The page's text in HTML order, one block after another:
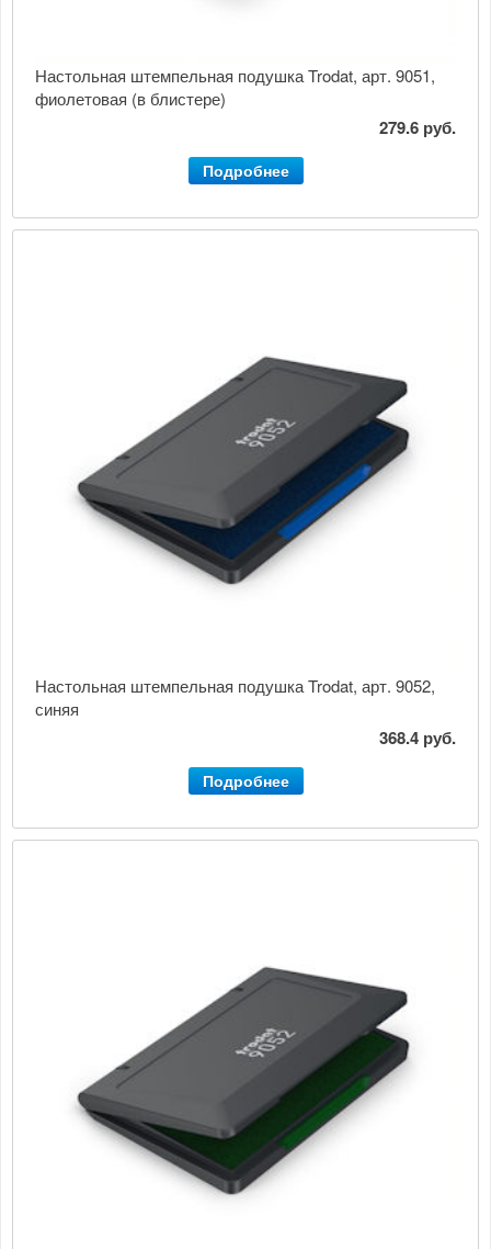
Настольная штемпельная подушка Trodat, арт. 9051,
фиолетовая (в блистере)
279.6 руб.
Подробнее
Настольная штемпельная подушка Trodat, арт. 9052,
синяя
368.4 руб.
Подробнее